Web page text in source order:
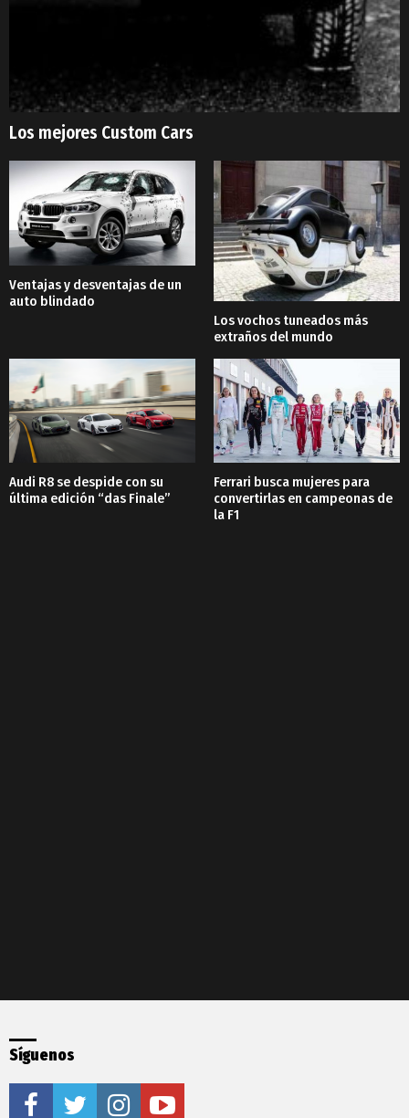
Los mejores Custom Cars
Ventajas y desventajas de un
auto blindado
Los vochos tuneados más
extraños del mundo
Audi R8 se despide con su
última edición “das Finale”
Ferrari busca mujeres para
convertirlas en campeonas de
la F1
Síguenos
facebooktwitter instagramyoutube